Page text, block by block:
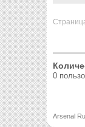
0
Arsenal